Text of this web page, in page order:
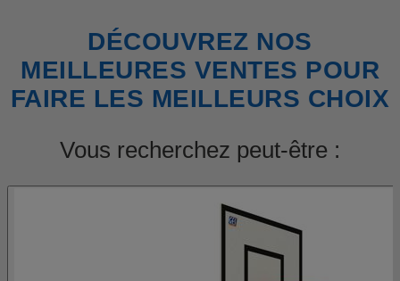
DÉCOUVREZ NOS
MEILLEURES VENTES POUR
FAIRE LES MEILLEURS CHOIX
Vous recherchez peut-être :